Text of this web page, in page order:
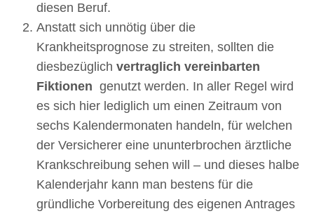
diesen Beruf.
Anstatt sich unnötig über die
Krankheitsprognose zu streiten, sollten die
diesbezüglich vertraglich vereinbarten
Fiktionen genutzt werden. In aller Regel wird
es sich hier lediglich um einen Zeitraum von
sechs Kalendermonaten handeln, für welchen
der Versicherer eine ununterbrochen ärztliche
Krankschreibung sehen will – und dieses halbe
Kalenderjahr kann man bestens für die
gründliche Vorbereitung des eigenen Antrages